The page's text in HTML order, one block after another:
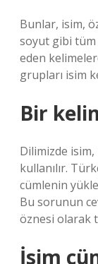
Bunlar, isim,
soyut gibi tüm
eden
grupları isim
Bir
Dilimizde isim,
kullanılır.
cümlenin
Bu sorunun
öznesi olarak
İsim